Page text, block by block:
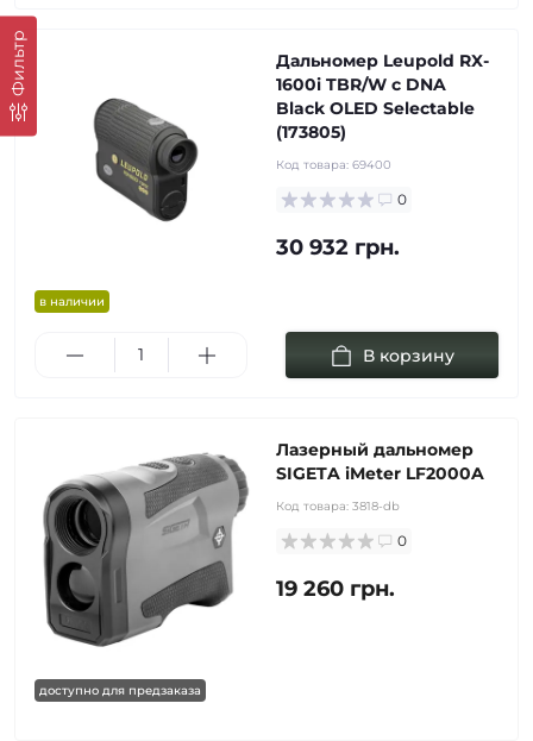
Фильтр
в наличии
Дальномер Leupold RX-
1600i TBR/W с DNA
Black OLED Selectable
(173805)
Код товара: 69400
0
30 932 грн.
В корзину
доступно для предзаказа
Лазерный дальномер
SIGETA iMeter LF2000A
Код товара: 3818-db
0
19 260 грн.